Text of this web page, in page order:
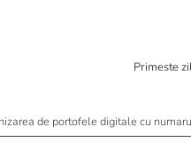
Primeste
de portofele digitale cu